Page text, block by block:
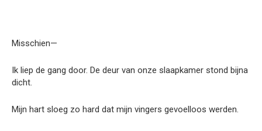
Misschien—
Ik liep de gang door. De deur van onze slaapkamer stond bijna
dicht.
Mijn hart sloeg zo hard dat mijn vingers gevoelloos werden.